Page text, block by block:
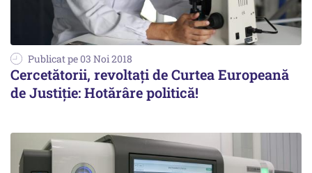
Publicat pe 03 Noi 2018
Cercetătorii, revoltați de Curtea Europeană
de Justiție: Hotărâre politică!